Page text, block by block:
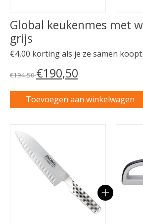
Global keukenmes met
grijs
€4,00 korting als je ze samen koopt
€194,50€190,50
Toevoegen aan winkelwagen
Carrousel van gebundelde producten